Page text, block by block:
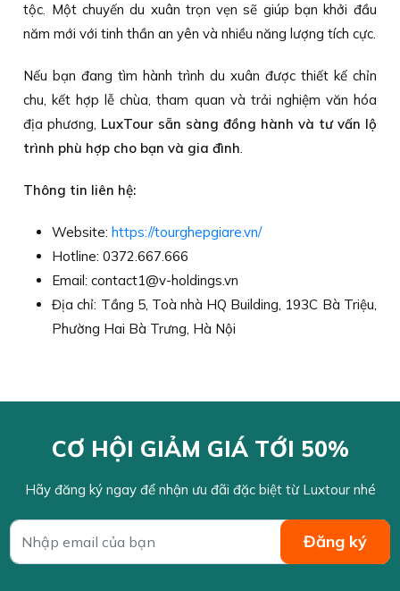
tộc. Một chuyến du xuân trọn vẹn sẽ giúp bạn khởi đầu
năm mới với tinh thần an yên và nhiều năng lượng tích cực.
Nếu bạn đang tìm hành trình du xuân được thiết kế chỉn
chu, kết hợp lễ chùa, tham quan và trải nghiệm văn hóa
địa phương, LuxTour sẵn sàng đồng hành và tư vấn lộ
trình phù hợp cho bạn và gia đình
Thông tin liên hệ:
Website:https://tourghepgiare.vn/
Hotline: 0372.667.666
Email: contact1@v-holdings.vn
Địa chỉ: Tầng 5, Toà nhà HQ Building, 193C Bà Triệu,
Phường Hai Bà Trưng, Hà Nội
CƠ HỘI GIẢM GIÁ TỚI 50%
Hãy đăng ký ngay để nhận ưu đãi đặc biệt từ Luxtour nhé